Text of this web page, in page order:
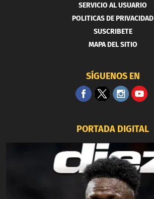
SERVICIO AL USUARIO
POLITICAS DE PRIVACIDAD
SUSCRIBETE
MAPA DEL SITIO
SÍGUENOS EN
PORTADA DIGITAL